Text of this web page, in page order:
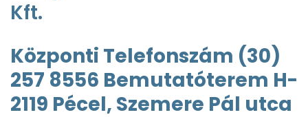
Kft.
Központi Telefonszám (30)
257 8556 Bemutatóterem H-
2119 Pécel, Szemere Pál utca